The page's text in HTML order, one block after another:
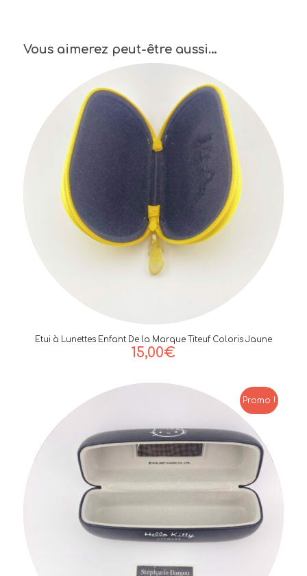
Vous aimerez peut-être aussi…
Etui à Lunettes Enfant De la Marque Titeuf Coloris Jaune
15,00€
Promo !